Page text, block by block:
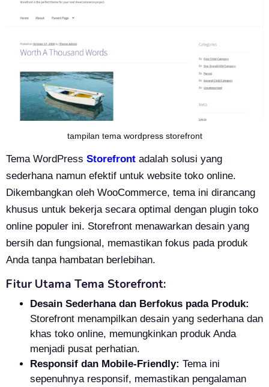
tampilan tema wordpress storefront
Tema WordPress Storefront adalah solusi yang
sederhana namun efektif untuk website toko online.
Dikembangkan oleh WooCommerce, tema ini dirancang
khusus untuk bekerja secara optimal dengan plugin toko
online populer ini. Storefront menawarkan desain yang
bersih dan fungsional, memastikan fokus pada produk
Anda tanpa hambatan berlebihan.
Fitur Utama Tema Storefront:
Desain Sederhana dan Berfokus pada Produk:
Storefront menampilkan desain yang sederhana dan
khas toko online, memungkinkan produk Anda
menjadi pusat perhatian.
Responsif dan Mobile-Friendly: Tema ini
sepenuhnya responsif, memastikan pengalaman